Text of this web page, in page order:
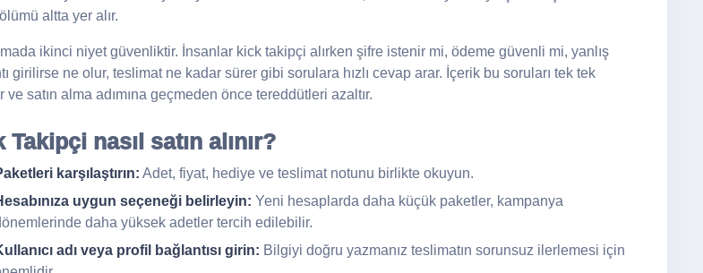
altta yer alır.
ikinci niyet güvenliktir. İnsanlar kick takipçi alırken şifre istenir mi, ödeme güvenli mi, yanlış
girilirse ne olur, teslimat ne kadar sürer gibi sorulara hızlı cevap arar. İçerik bu soruları tek tek
ve satın alma adımına geçmeden önce tereddütleri azaltır.
Takipçi nasıl satın alınır?
karşılaştırın: Adet, fiyat, hediye ve teslimat notunu birlikte okuyun.
uygun seçeneği belirleyin: Yeni hesaplarda daha küçük paketler, kampanya
daha yüksek adetler tercih edilebilir.
adı veya profil bağlantısı girin: Bilgiyi doğru yazmanız teslimatın sorunsuz ilerlemesi için